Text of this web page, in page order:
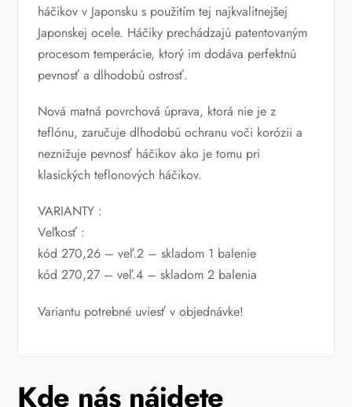
háčikov v Japonsku s použitím tej najkvalitnejšej
Japonskej ocele. Háčiky prechádzajú patentovaným
procesom temperácie, ktorý im dodáva perfektnú
pevnosť a dlhodobú ostrosť.
Nová matná povrchová úprava, ktorá nie je z
teflónu, zaručuje dlhodobú ochranu voči korózii a
neznižuje pevnosť háčikov ako je tomu pri
klasických teflonových háčikov.
VARIANTY :
Veľkosť :
kód 270,26 – veľ.2 – skladom 1 balenie
kód 270,27 – veľ.4 – skladom 2 balenia
Variantu potrebné uviesť v objednávke!
Kde nás nájdete